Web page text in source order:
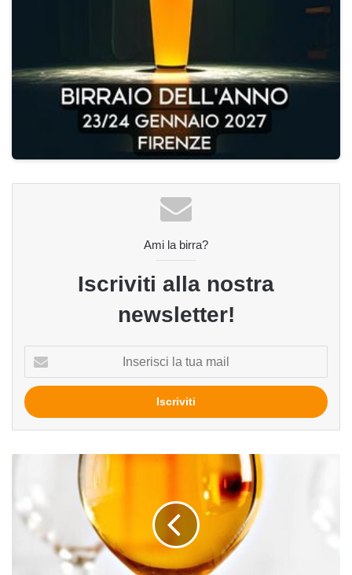
Ami la birra?
Iscriviti alla nostra
newsletter!
tua
mail
balloon